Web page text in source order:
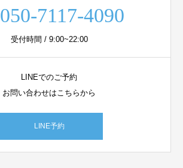
050-7117-4090
受付時間 / 9:00~22:00
LINEでのご予約
お問い合わせはこちらから
LINE予約